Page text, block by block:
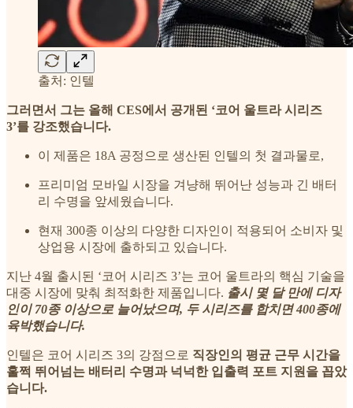
출처: 인텔
그러면서 그는 올해 CES에서 공개된 ‘코어 울트라 시리즈
3’를 강조했습니다.
이 제품은 18A 공정으로 생산된 인텔의 첫 결과물로,
프리미엄 모바일 시장을 겨냥해 뛰어난 성능과 긴 배터
리 수명을 앞세웠습니다.
현재 300종 이상의 다양한 디자인이 적용되어 소비자 및
상업용 시장에 출하되고 있습니다.
지난 4월 출시된 ‘코어 시리즈 3’는 코어 울트라의 핵심 기술을
대중 시장에 맞춰 최적화한 제품입니다. 출시 몇 달 만에 디자
인이 70종 이상으로 늘어났으며, 두 시리즈를 합치면 400종에
육박했습니다.
인텔은 코어 시리즈 3의 강점으로 직장인의 평균 근무 시간을
훌쩍 뛰어넘는 배터리 수명과 넉넉한 입출력 포트 지원을 꼽았
습니다.